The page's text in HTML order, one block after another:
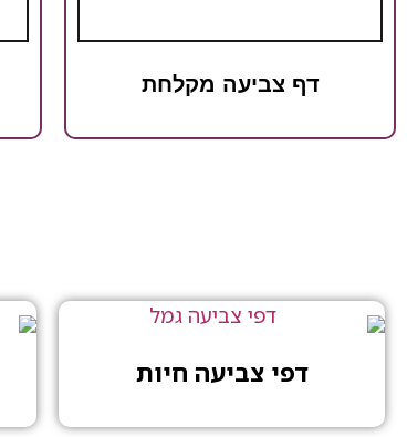
דף צביעה מקלחת
דפי צביעה חיות